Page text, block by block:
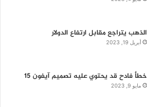
الذهب يتراجع مقابل ارتفاع الدولار
أبريل 19, 2023
خطأ فادح قد يحتوي عليه تصميم آيفون 15
مايو 9, 2023